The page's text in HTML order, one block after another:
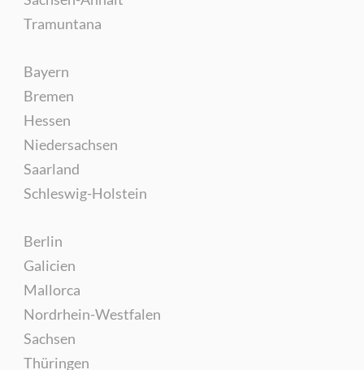
Tramuntana
Bayern
Bremen
Hessen
Niedersachsen
Saarland
Schleswig-Holstein
Berlin
Galicien
Mallorca
Nordrhein-Westfalen
Sachsen
Thüringen